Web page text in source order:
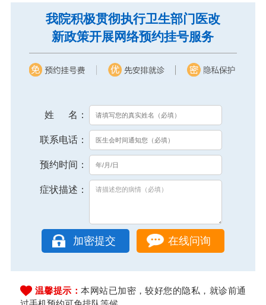
我院积极贯彻执行卫生部门医改
新政策开展网络预约挂号服务
姓 名：
联系电话：
预约时间：
症状描述：
在线问询
温馨提示：本网站已加密，较好您的隐私，就诊前通